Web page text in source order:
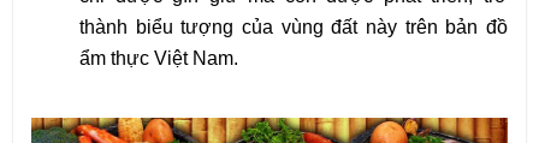
thành biểu tượng của vùng đất này trên bản đồ
ẩm thực Việt Nam.